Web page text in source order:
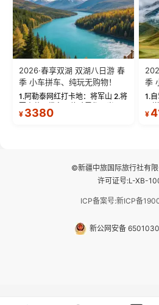
2026·春享双湖 双湖八日游 春
季 小车拼车、纯玩无购物！
1.阿勒泰网红打卡地：将军山 2.将
军山落日缆车，体验雪都风光 3.
将军山，夕阳派对，蹦迪party 4.
¥ 3380
季
1.
西
让
¥
©新疆中旅国际旅行社有
许可证号:L-XB-
ICP备案号:新ICP备
新公网安备